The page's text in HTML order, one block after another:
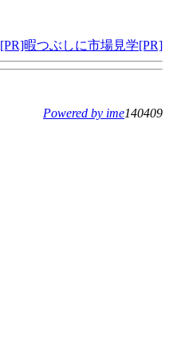
[PR]暇つぶしに市場見学[PR]
Powered by ime140409